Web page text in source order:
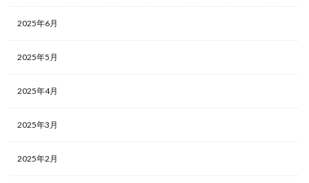
2025年6月
2025年5月
2025年4月
2025年3月
2025年2月